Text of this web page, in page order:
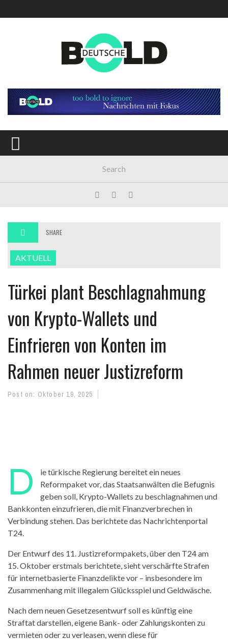
GESELLSCHAFT
POLITIK
WIRTSCHAFT
MEINUNG
SHARE
AKTUELL
Türkei plant Beschlagnahmung
von Krypto-Wallets und
Einfrieren von Konten im
Rahmen neuer Justizreform
Post on: Oktober 19, 2025
D
ie türkische Regierung bereitet ein neues
Reformpaket vor, das Staatsanwälten die Befugnis
geben soll, Krypto-Wallets zu beschlagnahmen und
Bankkonten einzufrieren, die mit Finanzverbrechen in
Verbindung stehen. Das berichtete das Nachrichtenportal
T24.
Der Entwurf des 11. Justizreformpakets, über den T24 am
15. Oktober erstmals berichtete, sieht verschärfte Strafen
für internetbasierte Finanzdelikte vor – insbesondere im
Zusammenhang mit illegalem Glücksspiel und Geldwäsche.
Nach dem neuen Gesetzesentwurf soll es künftig eine
Straftat darstellen, eigene Bank- oder Zahlungskonten zu
vermieten oder zu verleasen, wenn diese für